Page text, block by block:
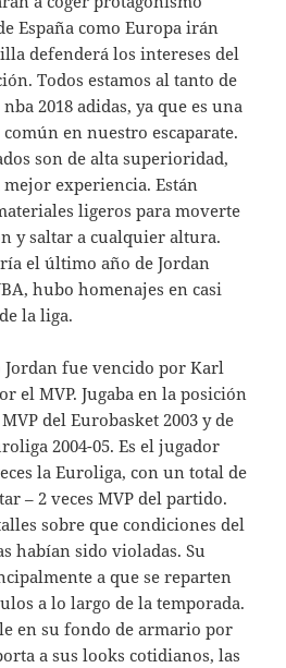
España como Europa irán
defenderá los intereses del
Todos estamos al tanto de
2018 adidas, ya que es una
en nuestro escaparate.
son de alta superioridad,
experiencia. Están
ligeros para moverte
y saltar a cualquier altura.
el último año de Jordan
hubo homenajes en casi
la liga.
Jordan fue vencido por Karl
el MVP. Jugaba en la posición
del Eurobasket 2003 y de
2004-05. Es el jugador
la Euroliga, con un total de
– 2 veces MVP del partido.
sobre que condiciones del
habían sido violadas. Su
a que se reparten
a lo largo de la temporada.
en su fondo de armario por
a sus looks cotidianos, las